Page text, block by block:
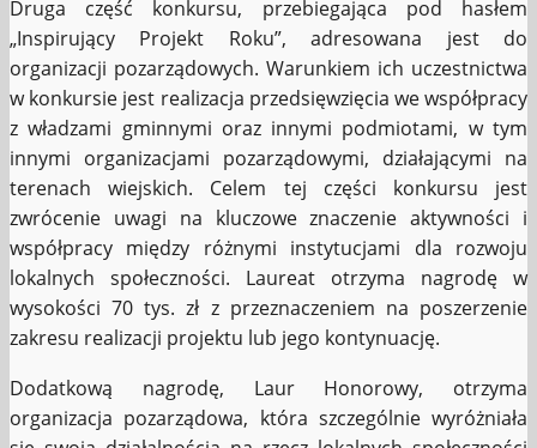
Druga część konkursu, przebiegająca pod hasłem
„Inspirujący Projekt Roku”, adresowana jest do
organizacji pozarządowych. Warunkiem ich uczestnictwa
w konkursie jest realizacja przedsięwzięcia we współpracy
z władzami gminnymi oraz innymi podmiotami, w tym
innymi organizacjami pozarządowymi, działającymi na
terenach wiejskich. Celem tej części konkursu jest
zwrócenie uwagi na kluczowe znaczenie aktywności i
współpracy między różnymi instytucjami dla rozwoju
lokalnych społeczności. Laureat otrzyma nagrodę w
wysokości 70 tys. zł z przeznaczeniem na poszerzenie
zakresu realizacji projektu lub jego kontynuację.
Dodatkową nagrodę, Laur Honorowy, otrzyma
organizacja pozarządowa, która szczególnie wyróżniała